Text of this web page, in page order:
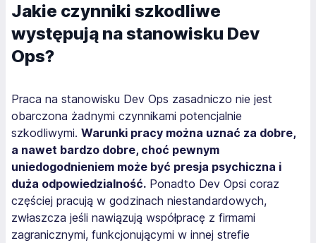
Jakie czynniki szkodliwe
występują na stanowisku Dev
Ops?
Praca na stanowisku Dev Ops zasadniczo nie jest
obarczona żadnymi czynnikami potencjalnie
szkodliwymi. Warunki pracy można uznać za dobre,
a nawet bardzo dobre, choć pewnym
uniedogodnieniem może być presja psychiczna i
duża odpowiedzialność. Ponadto Dev Opsi coraz
częściej pracują w godzinach niestandardowych,
zwłaszcza jeśli nawiązują współpracę z firmami
zagranicznymi, funkcjonującymi w innej strefie